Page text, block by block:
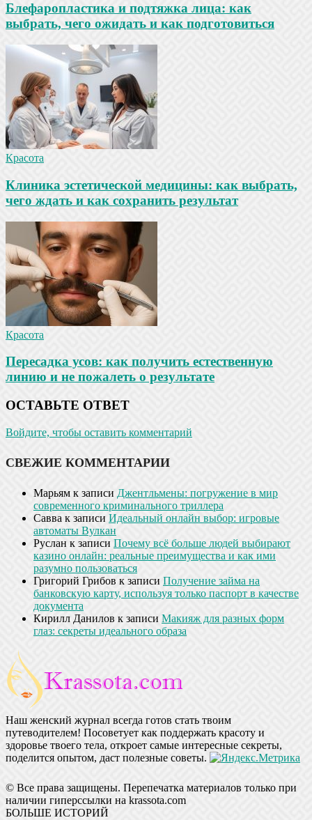
Блефаропластика и подтяжка лица: как
выбрать, чего ожидать и как подготовиться
Красота
Клиника эстетической медицины: как выбрать,
чего ждать и как сохранить результат
Красота
Пересадка усов: как получить естественную
линию и не пожалеть о результате
ОСТАВЬТЕ ОТВЕТ
Войдите, чтобы оставить комментарий
СВЕЖИЕ КОММЕНТАРИИ
Марьям к записи Джентльмены: погружение в мир
современного криминального триллера
Савва к записи Идеальный онлайн выбор: игровые
автоматы Вулкан
Руслан к записи Почему всё больше людей выбирают
казино онлайн: реальные преимущества и как ими
разумно пользоваться
Григорий Грибов к записи Получение займа на
банковскую карту, используя только паспорт в качестве
документа
Кирилл Данилов к записи Макияж для разных форм
глаз: секреты идеального образа
Наш женский журнал всегда готов стать твоим
путеводителем! Посоветует как поддержать красоту и
здоровье твоего тела, откроет самые интересные секреты,
поделится опытом, даст полезные советы.
© Все права защищены. Перепечатка материалов только при
наличии гиперссылки на krassota.com
БОЛЬШЕ ИСТОРИЙ